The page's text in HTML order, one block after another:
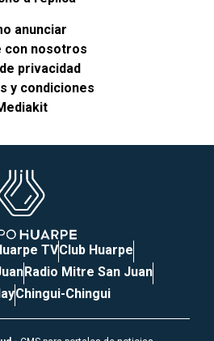
anunciar
con nosotros
privacidad
y condiciones
TVClub Huarpe
Radio Mitre San Juan
Chingui-Chingui